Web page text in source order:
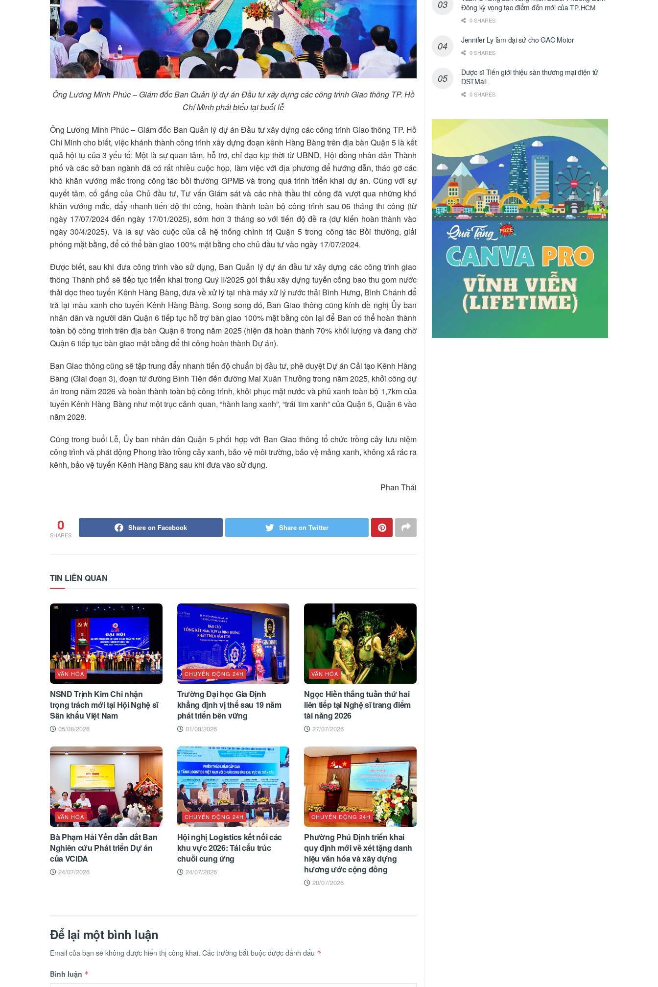
Ông Lương Minh Phúc – Giám đốc Ban Quản lý dự án Đầu tư xây dựng các công trình Giao thông TP. Hồ
Chí Minh phát biểu tại buổi lễ
Ông Lương Minh Phúc – Giám đốc Ban Quản lý dự án Đầu tư xây dựng các công trình Giao thông TP. Hồ
Chí Minh cho biết, việc khánh thành công trình xây dựng đoạn kênh Hàng Bàng trên địa bàn Quận 5 là kết
quả hội tụ của 3 yếu tố: Một là sự quan tâm, hỗ trợ, chỉ đạo kịp thời từ UBND, Hội đồng nhân dân Thành
phố và các sở ban ngành đã có rất nhiều cuộc họp, làm việc với địa phương để hướng dẫn, tháo gỡ các
khó khăn vướng mắc trong công tác bồi thường GPMB và trong quá trình triển khai dự án. Cùng với sự
quyết tâm, cố gắng của Chủ đầu tư, Tư vấn Giám sát và các nhà thầu thi công đã vượt qua những khó
khăn vướng mắc, đẩy nhanh tiến độ thi công, hoàn thành toàn bộ công trình sau 06 tháng thi công (từ
ngày 17/07/2024 đến ngày 17/01/2025), sớm hơn 3 tháng so với tiến độ đề ra (dự kiến hoàn thành vào
ngày 30/4/2025). Và là sự vào cuộc của cả hệ thống chính trị Quận 5 trong công tác Bồi thường, giải
phóng mặt bằng, để có thể bàn giao 100% mặt bằng cho chủ đầu tư vào ngày 17/07/2024.
Được biết, sau khi đưa công trình vào sử dụng, Ban Quản lý dự án đầu tư xây dựng các công trình giao
thông Thành phố sẽ tiếp tục triển khai trong Quý II/2025 gói thầu xây dựng tuyến cống bao thu gom nước
thải dọc theo tuyến Kênh Hàng Bàng, đưa về xử lý tại nhà máy xử lý nước thải Bình Hưng, Bình Chánh để
trả lại màu xanh cho tuyến Kênh Hàng Bàng. Song song đó, Ban Giao thông cũng kính đề nghị Ủy ban
nhân dân và người dân Quận 6 tiếp tục hỗ trợ bàn giao 100% mặt bằng còn lại để Ban có thể hoàn thành
toàn bộ công trình trên địa bàn Quận 6 trong năm 2025 (hiện đã hoàn thành 70% khối lượng và đang chờ
Quận 6 tiếp tục bàn giao mặt bằng để thi công hoàn thành Dự án).
Ban Giao thông cũng sẽ tập trung đẩy nhanh tiến độ chuẩn bị đầu tư, phê duyệt Dự án Cải tạo Kênh Hàng
Bàng (Giai đoạn 3), đoạn từ đường Bình Tiên đến đường Mai Xuân Thưởng trong năm 2025, khởi công dự
án trong năm 2026 và hoàn thành toàn bộ công trình, khôi phục mặt nước và phủ xanh toàn bộ 1,7km của
tuyến Kênh Hàng Bàng như một trục cảnh quan, “hành lang xanh”, “trái tim xanh” của Quận 5, Quận 6 vào
năm 2028.
Cũng trong buổi Lễ, Ủy ban nhân dân Quận 5 phối hợp với Ban Giao thông tổ chức trồng cây lưu niệm
công trình và phát động Phong trào trồng cây xanh, bảo vệ môi trường, bảo vệ mảng xanh, không xả rác ra
kênh, bảo vệ tuyến Kênh Hàng Bàng sau khi đưa vào sử dụng.
Phan Thái
0
SHARES
Share on Facebook Share on Twitter
TIN LIÊN QUAN
VĂN HÓA
NSND Trịnh Kim Chi nhận
trọng trách mới tại Hội Nghệ sĩ
Sân khấu Việt Nam
05/08/2026
CHUYỂN ĐỘNG 24H
Trường Đại học Gia Định
khẳng định vị thế sau 19 năm
phát triển bền vững
01/08/2026
VĂN HÓA
Ngọc Hiền thắng tuần thứ hai
liên tiếp tại Nghệ sĩ trang điểm
tài năng 2026
27/07/2026
VĂN HÓA
Bà Phạm Hải Yến dẫn dắt Ban
Nghiên cứu Phát triển Dự án
của VCIDA
24/07/2026
CHUYỂN ĐỘNG 24H
Hội nghị Logistics kết nối các
khu vực 2026: Tái cấu trúc
chuỗi cung ứng
24/07/2026
CHUYỂN ĐỘNG 24H
Phường Phú Định triển khai
quy định mới về xét tặng danh
hiệu văn hóa và xây dựng
hương ước cộng đồng
20/07/2026
Để lại một bình luận
Email của bạn sẽ không được hiển thị công khai. Các trường bắt buộc được đánh dấu *
Bình luận *
Đông kỳ vọng tạo điểm đến mới của ТР.НСМ
0 SHARES
Jennifer Ly làm đại sứ cho GAC Motor
0 SHARES
Dược sĩ Tiến giới thiệu sàn thương mại điện tử
DSTMall
0 SHARES